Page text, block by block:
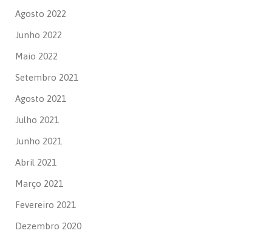
Agosto 2022
Junho 2022
Maio 2022
Setembro 2021
Agosto 2021
Julho 2021
Junho 2021
Abril 2021
Março 2021
Fevereiro 2021
Dezembro 2020